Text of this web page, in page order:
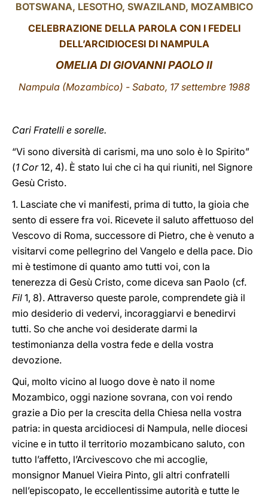
中文
LATINE
BOTSWANA, LESOTHO, SWAZILAND, MOZAMBICO
CELEBRAZIONE DELLA PAROLA CON I FEDELI
DELL’ARCIDIOCESI DI NAMPULA
OMELIA DI GIOVANNI PAOLO II
Nampula (Mozambico) - Sabato, 17 settembre 1988
Cari Fratelli e sorelle.
“Vi sono diversità di carismi, ma uno solo è lo Spirito”
(1 Cor12, 4). È stato lui che ci ha qui riuniti, nel Signore
Gesù Cristo.
1. Lasciate che vi manifesti, prima di tutto, la gioia che
sento di essere fra voi. Ricevete il saluto affettuoso del
Vescovo di Roma, successore di Pietro, che è venuto a
visitarvi come pellegrino del Vangelo e della pace. Dio
mi è testimone di quanto amo tutti voi, con la
tenerezza di Gesù Cristo, come diceva san Paolo (cf.
Fil 1, 8). Attraverso queste parole, comprendete già il
mio desiderio di vedervi, incoraggiarvi e benedirvi
tutti. So che anche voi desiderate darmi la
testimonianza della vostra fede e della vostra
devozione.
Qui, molto vicino al luogo dove è nato il nome
Mozambico, oggi nazione sovrana, con voi rendo
grazie a Dio per la crescita della Chiesa nella vostra
patria: in questa arcidiocesi di Nampula, nelle diocesi
vicine e in tutto il territorio mozambicano saluto, con
tutto l’affetto, l’Arcivescovo che mi accoglie,
monsignor Manuel Vieira Pinto, gli altri confratelli
nell’episcopato, le eccellentissime autorità e tutte le